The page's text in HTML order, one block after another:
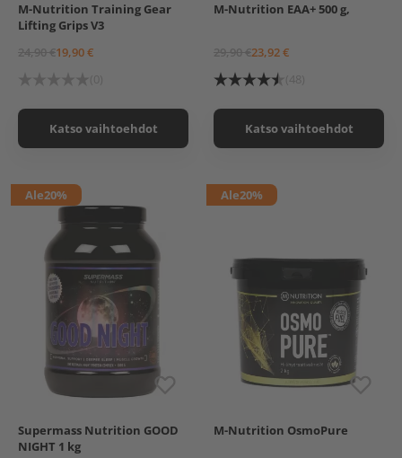
Men Women
M-Nutrition Training Gear
Lifting Grips V3
24,90 €19,90 €
Katso vaihtoehdot
Mango
Vihreä omena
M-Nutrition EAA+ 500 g,
29,90 €23,92 €
(48)
Katso vaihtoehdot
Chocolate Dream
Vanilla Ice Cream
Ale20%
Supermass Nutrition GOOD
NIGHT 1 kg
2 kg
Ale20%
M-Nutrition OsmoPure